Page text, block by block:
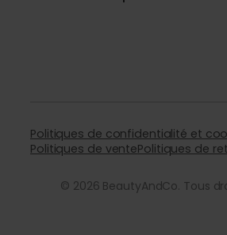
Politiques de confidentialité et
Politiques de ventePolitiques de
© 2026 BeautyAndCo. Tous